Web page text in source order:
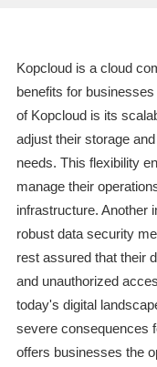
Kopcloud is a cloud
benefits for
of Kopcloud is its
adjust their storage
needs. This flexibility
manage their
infrastructure. Another
robust data security
rest assured that their
and unauthorized
today's digital
severe consequences
offers businesses the